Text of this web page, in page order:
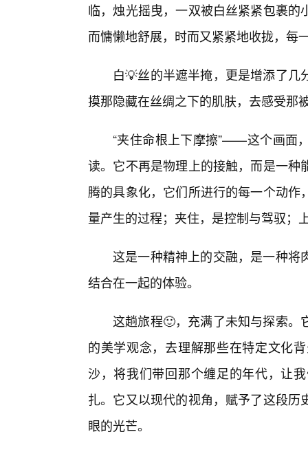
临，烛光摇曳，一双被白丝紧紧包裹
而慵懒地舒展，时而又紧紧地收拢，每
白💡丝的半遮半掩，更是增添了
摸那隐藏在丝绸之下的肌肤，去感受那
“夹住命根上下摩擦”——这个画面
读。它不再是物理上的接触，而是一
腾的具象化，它们所进行的每一个动
量产生的过程；夹住，是控制与驾驭；
这是一种精神上的交融，是一种将
结合在一起的体验。
这趟旅程🙂，充满了未知与探索。
的美学观念，去理解那些在特定文化
沙，将我们带回那个缠足的年代，让
扎。它又以现代的视角，赋予了这段
眼的光芒。